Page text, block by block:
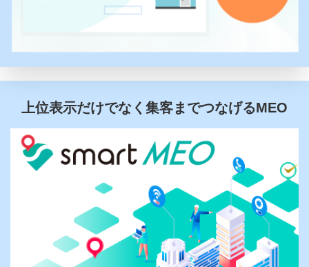
上位表示だけでなく集客までつなげるMEO